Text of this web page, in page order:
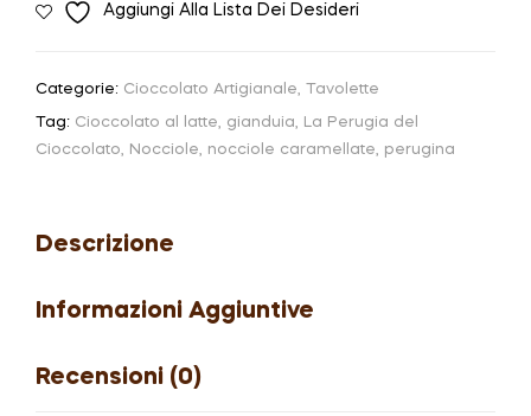
al
Aggiungi Alla Lista Dei Desideri
Categorie: Cioccolato Artigianale, Tavolette
Tag: Cioccolato al latte, gianduia, La Perugia del
Cioccolato, Nocciole, nocciole caramellate, perugina
Descrizione
Informazioni Aggiuntive
Recensioni (0)